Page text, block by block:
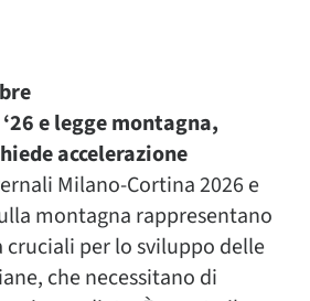
e legge montagna,
accelerazione
Milano-Cortina 2026 e
montagna rappresentano
per lo sviluppo delle
che necessitano di